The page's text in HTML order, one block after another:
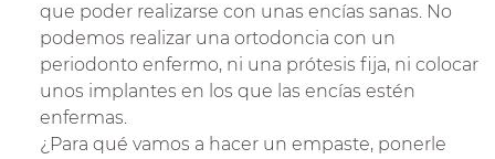
que poder realizarse con unas encías sanas. No
podemos realizar una ortodoncia con un
periodonto enfermo, ni una prótesis fija, ni colocar
unos implantes en los que las encías estén
enfermas.
¿Para qué vamos a hacer un empaste, ponerle